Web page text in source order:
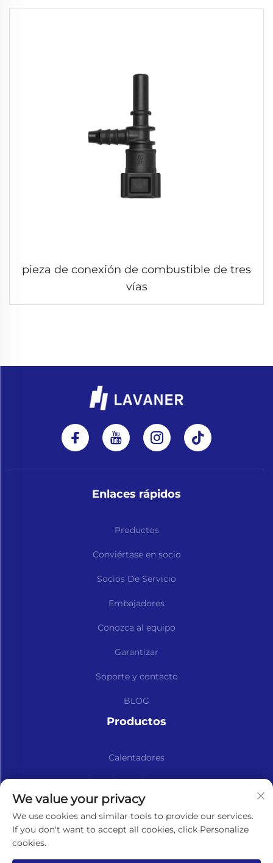
pieza de conexión de combustible de tres
vías
Enlaces rápidos
Productos
Conviértase en socio
Socios De Servicio
Embajadores
Conozca al equipo
Garantizar
Soporte y contacto
BLOG
Productos
Calentadores
Kits y Piezas de Repuesto
Suscríbase a nuestro boletín informativo
We value your privacy
We use cookies and similar tools to provide our services.
If you don't want to accept all cookies, click Personalize
cookies.